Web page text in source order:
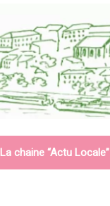
La chaine “Actu Locale”